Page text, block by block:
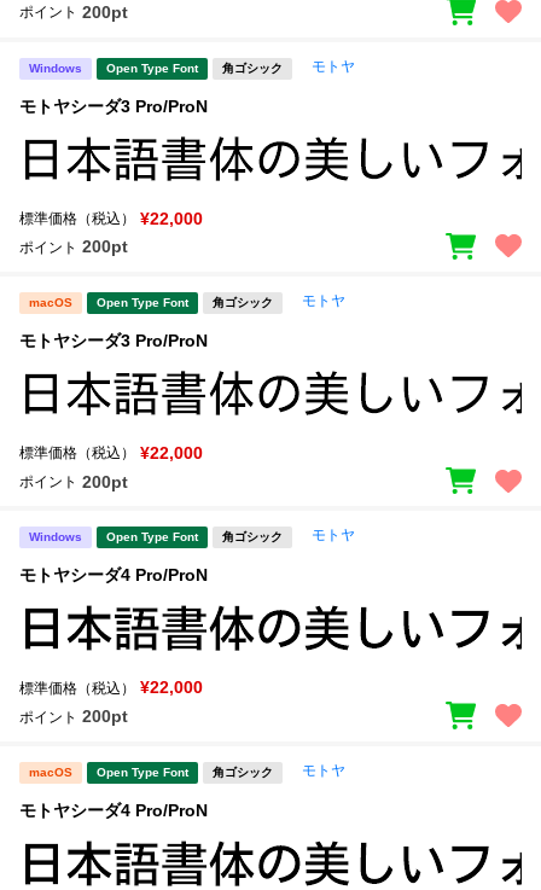
ポイント 200pt
Windows Open Type Font 角ゴシック モトヤ
モトヤシーダ3 Pro/ProN
標準価格（税込） ¥22,000
ポイント 200pt
macOS Open Type Font 角ゴシック モトヤ
モトヤシーダ3 Pro/ProN
標準価格（税込） ¥22,000
ポイント 200pt
Windows Open Type Font 角ゴシック モトヤ
モトヤシーダ4 Pro/ProN
標準価格（税込） ¥22,000
ポイント 200pt
macOS Open Type Font 角ゴシック モトヤ
モトヤシーダ4 Pro/ProN